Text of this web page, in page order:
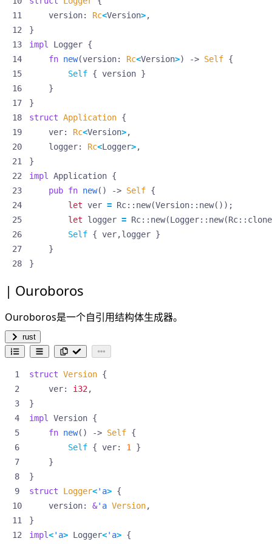
version: Rc<Version>,
}
impl
Logger {
fn new(version: Rc<Version>) -> Self {
Self { version }
}
}
struct Application {
ver: Rc<Version>,
logger: Rc<Logger>,
}
impl
Application {
pub fn new() -> Self {
let ver = Rc:: new(Version:: new());
let
logger = Rc:: new(Logger:: new(Rc:: clone
Self { ver,logger }
}
}
Ouroboros
Ouroboros是一个自引用结构体生成器。
rust
struct Version {
ver: i32,
}
impl Version {
fn new() -> Self {
Self { ver: 1 }
}
}
struct
Logger<'a> {
version: &'a Version,
}
impl<'a> Logger<'a> {